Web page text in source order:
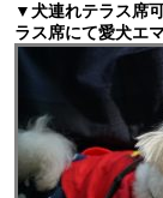
▼犬連れテラス席
ラス席にて愛犬エ